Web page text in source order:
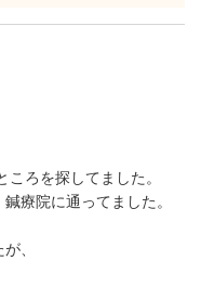
ろを探してました。
療院に通ってました。
、